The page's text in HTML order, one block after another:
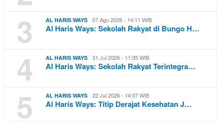
3 AL HARIS WAYS 07 Agu 2026 - 14:11 WIB
Al Haris Ways: Sekolah Rakyat di Bungo H…
4 AL HARIS WAYS 31 Jul 2026 - 11:35 WIB
Al Haris Ways: Sekolah Rakyat Terintegra…
5 AL HARIS WAYS 22 Jul 2026 - 14:07 WIB
Al Haris Ways: Titip Derajat Kesehatan J…